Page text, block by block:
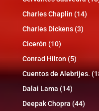
Charles Chaplin (14)
Charles Dickens(3)
Cicerón (10)
Conrad Hilton (5)
Cuentos de Alebrijes.
Dalai Lama (14)
Deepak Chopra (44)